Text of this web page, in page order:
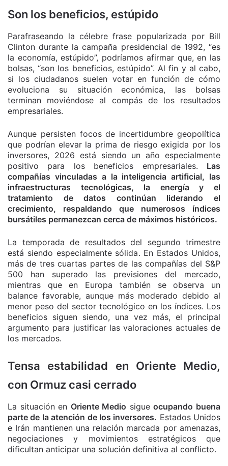
Son los beneficios, estúpido
Parafraseando la célebre frase popularizada por Bill
Clinton durante la campaña presidencial de 1992, “es
la economía, estúpido”, podríamos afirmar que, en las
bolsas, “son los beneficios, estúpido”. Al fin y al cabo,
si los ciudadanos suelen votar en función de cómo
evoluciona su situación económica, las bolsas
terminan moviéndose al compás de los resultados
empresariales.
Aunque persisten focos de incertidumbre geopolítica
que podrían elevar la prima de riesgo exigida por los
inversores, 2026 está siendo un año especialmente
positivo para los beneficios empresariales. Las
compañías vinculadas a la inteligencia artificial, las
infraestructuras tecnológicas, la energía y el
tratamiento de datos continúan liderando el
crecimiento, respaldando que numerosos índices
bursátiles permanezcan cerca de máximos históricos.
La temporada de resultados del segundo trimestre
está siendo especialmente sólida. En Estados Unidos,
más de tres cuartas partes de las compañías del S&P
500 han superado las previsiones del mercado,
mientras que en Europa también se observa un
balance favorable, aunque más moderado debido al
menor peso del sector tecnológico en los índices. Los
beneficios siguen siendo, una vez más, el principal
argumento para justificar las valoraciones actuales de
los mercados.
Tensa estabilidad en Oriente Medio,
con Ormuz casi cerrado
La situación en Oriente Medio sigueocupando buena
parte de la atención de los inversores. Estados Unidos
e Irán mantienen una relación marcada por amenazas,
negociaciones y movimientos estratégicos que
dificultan anticipar una solución definitiva al conflicto.